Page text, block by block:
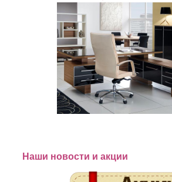
Наши новости и акции